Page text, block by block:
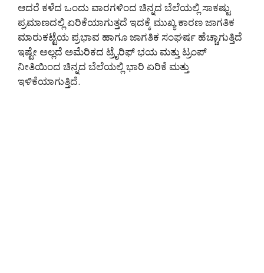
ಆದರೆ ಕಳೆದ ಒಂದು ವಾರಗಳಿಂದ ಚಿನ್ನದ ಬೆಲೆಯಲ್ಲಿ ಸಾಕಷ್ಟು
ಪ್ರಮಾಣದಲ್ಲಿ ಏರಿಕೆಯಾಗುತ್ತದೆ ಇದಕ್ಕೆ ಮುಖ್ಯ ಕಾರಣ ಜಾಗತಿಕ
ಮಾರುಕಟ್ಟೆಯ ಪ್ರಭಾವ ಹಾಗೂ ಜಾಗತಿಕ ಸಂಘರ್ಷ ಹೆಚ್ಚಾಗುತ್ತಿದೆ
ಇಷ್ಟೇ ಅಲ್ಲದೆ ಅಮೆರಿಕದ ಟ್ರೈರಿಫ್ ಭಯ ಮತ್ತು ಟ್ರಂಪ್
ನೀತಿಯಿಂದ ಚಿನ್ನದ ಬೆಲೆಯಲ್ಲಿ ಭಾರಿ ಏರಿಕೆ ಮತ್ತು
ಇಳಿಕೆಯಾಗುತ್ತಿದೆ.